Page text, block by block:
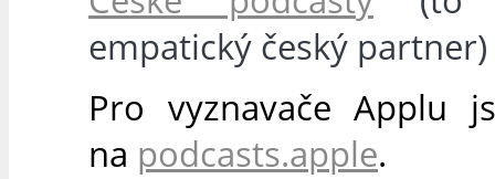
empatický český partner)
Pro vyznavače Applu
na podcasts.apple.